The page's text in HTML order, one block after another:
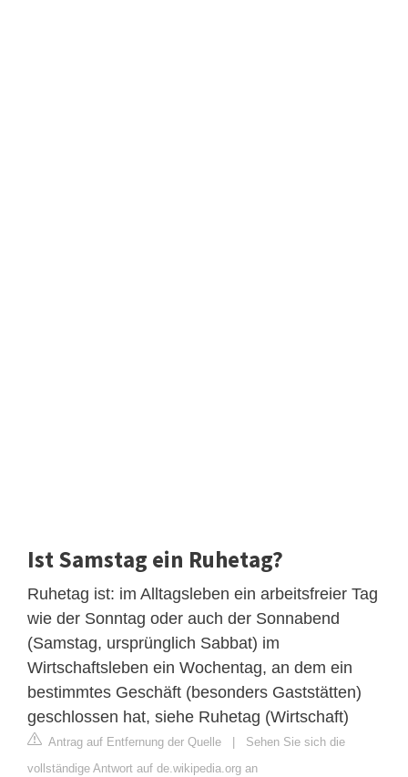
Ist Samstag ein Ruhetag?
Ruhetag ist: im Alltagsleben ein arbeitsfreier Tag
wie der Sonntag oder auch der Sonnabend
(Samstag, ursprünglich Sabbat) im
Wirtschaftsleben ein Wochentag, an dem ein
bestimmtes Geschäft (besonders Gaststätten)
geschlossen hat, siehe Ruhetag (Wirtschaft)
Antrag auf Entfernung der Quelle | Sehen Sie sich die
vollständige Antwort auf de.wikipedia.org an